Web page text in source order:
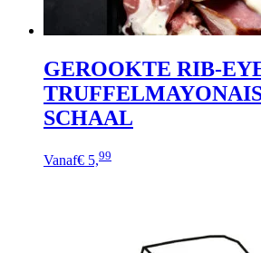
GEROOKTE RIB-
SCHAAL
Vanaf€ 5,99